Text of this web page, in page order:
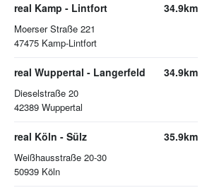
real Kamp - Lintfort
Moerser Straße 221
47475 Kamp-Lintfort
34.9km
real Wuppertal - Langerfeld
Dieselstraße 20
42389 Wuppertal
34.9km
real Köln - Sülz
Weißhausstraße 20-30
50939 Köln
35.9km